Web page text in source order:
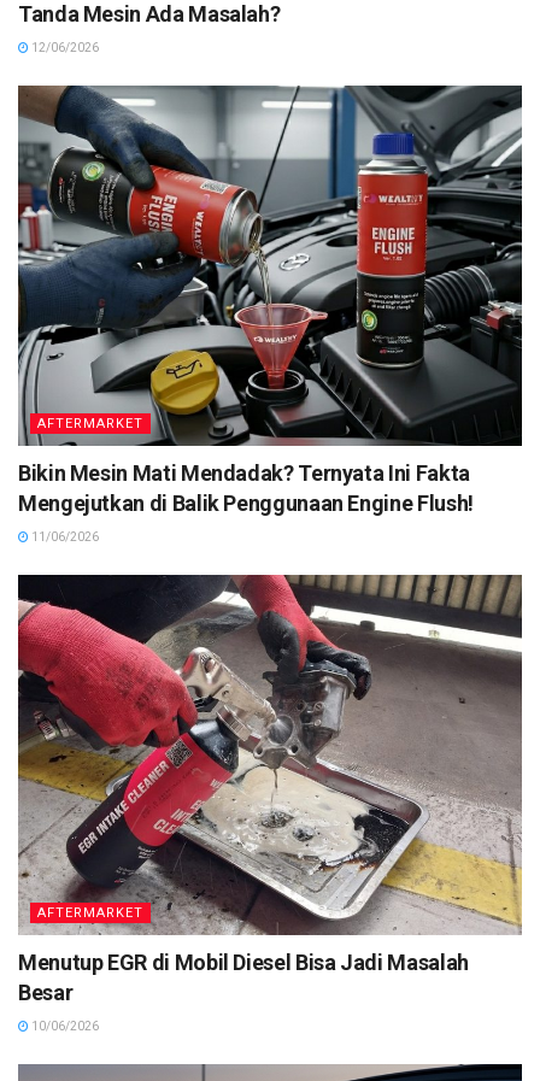
Tanda Mesin Ada Masalah?
12/06/2026
AFTERMARKET
Bikin Mesin Mati Mendadak? Ternyata Ini Fakta
Mengejutkan di Balik Penggunaan Engine Flush!
11/06/2026
AFTERMARKET
Menutup EGR di Mobil Diesel Bisa Jadi Masalah
Besar
10/06/2026